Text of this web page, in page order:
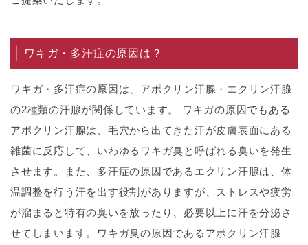
ワキガ・多汗症の原因は？
ワキガ・多汗症の原因は、アポクリン汗腺・エクリン汗腺
の2種類の汗腺が関係しています。 ワキガの原因でもある
アポクリン汗腺は、毛穴から出てきた汗が皮膚表面にある
雑菌に反応して、いわゆるワキガ臭と呼ばれる臭いを発生
させます。また、多汗症の原因であるエクリン汗腺は、体
温調整を行う汗を出す役割がありますが、ストレスや疲労
が溜まると特有の臭いを放ったり、必要以上に汗を分泌さ
せてしまいます。ワキガ臭の原因であるアポクリン汗腺